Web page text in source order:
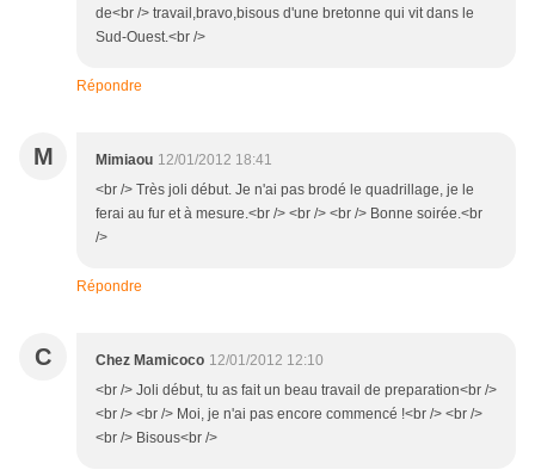
de<br /> travail,bravo,bisous d'une bretonne qui vit dans le
Sud-Ouest.<br />
Répondre
M Mimiaou 12/01/2012 18:41
<br /> Très joli début. Je n'ai pas brodé le quadrillage, je le
ferai au fur et à mesure.<br /> <br /> <br /> Bonne soirée.<br
/>
Répondre
C Chez Mamicoco 12/01/2012 12:10
<br /> Joli début, tu as fait un beau travail de preparation<br />
<br /> <br /> Moi, je n'ai pas encore commencé !<br /> <br />
<br /> Bisous<br />